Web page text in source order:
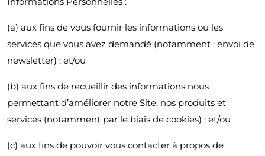
(a) aux fins de vous fournir les informations ou les
services que vous avez demandé (notamment : envoi de
newsletter) ; et/ou
(b) aux fins de recueillir des informations nous
permettant d’améliorer notre Site, nos produits et
services (notamment par le biais de cookies) ; et/ou
(c) aux fins de pouvoir vous contacter à propos de